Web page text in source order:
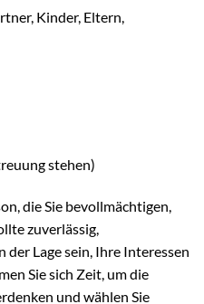
Kinder, Eltern,
stehen)
die Sie bevollmächtigen,
zuverlässig,
Lage sein, Ihre Interessen
Sie sich Zeit, um die
und wählen Sie